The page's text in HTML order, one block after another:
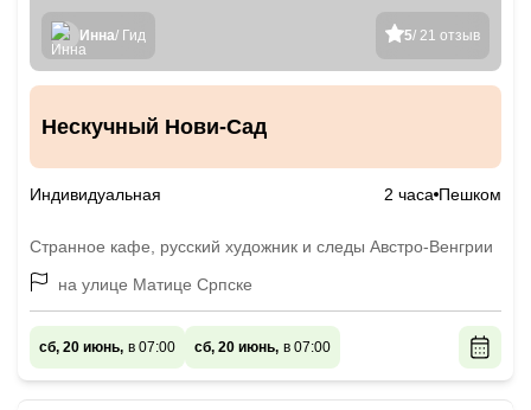
5/ 21 отзыв
Инна/ Гид
Нескучный Нови-Сад
Индивидуальная 2 часа Пешком
Странное кафе, русский художник и следы Австро-Венгрии
на улице Матице Српске
сб, 20 июнь, в 07:00 сб, 20 июнь, в 07:00